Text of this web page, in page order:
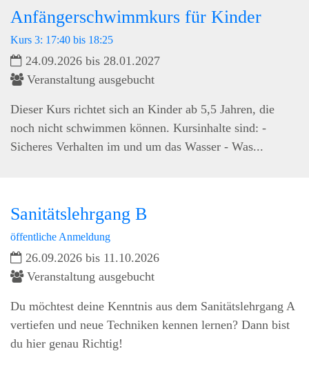
Anfängerschwimmkurs für Kinder
Kurs 3: 17:40 bis 18:25
24.09.2026 bis 28.01.2027
Veranstaltung ausgebucht
Dieser Kurs richtet sich an Kinder ab 5,5 Jahren, die
noch nicht schwimmen können. Kursinhalte sind: -
Sicheres Verhalten im und um das Wasser - Was...
Sanitätslehrgang B
öffentliche Anmeldung
26.09.2026 bis 11.10.2026
Veranstaltung ausgebucht
Du möchtest deine Kenntnis aus dem Sanitätslehrgang A
vertiefen und neue Techniken kennen lernen? Dann bist
du hier genau Richtig!